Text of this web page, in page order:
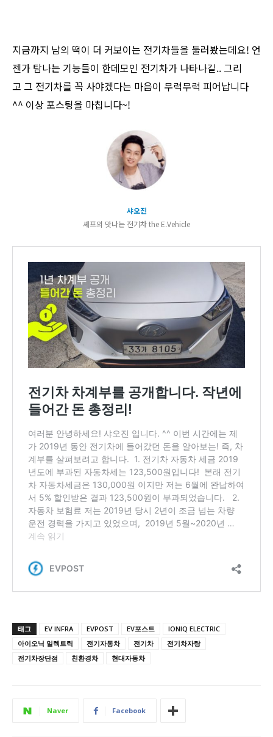
지금까지 남의 떡이 더 커보이는 전기차들을 둘러봤는데요! 언
젠가 탐나는 기능들이 한데모인 전기차가 나타나길.. 그리
고 그 전기차를 꼭 사야겠다는 마음이 무럭무럭 피어납니다
^^ 이상 포스팅을 마칩니다~!
샤오진
셰프의 맛나는 전기차 the E.Vehicle
태그 EV INFRA EVPOST EV포스트
IONIQ ELECTRIC
아이오닉 일렉트릭
전기자동차 전기차
전기차자랑
전기차장단점
친환경차 현대자동차
Naver Facebook